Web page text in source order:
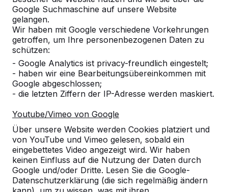
Google Suchmaschine auf unsere Website
gelangen.
Wir haben mit Google verschiedene Vorkehrungen
getroffen, um Ihre personenbezogenen Daten zu
schützen:
- Google Analytics ist privacy-freundlich eingestelt;
- haben wir eine Bearbeitungsübereinkommen mit
Google abgeschlossen;
- die letzten Ziffern der IP-Adresse werden maskiert.
Youtube/Vimeo von Google
Über unsere Website werden Cookies platziert und
von YouTube und Vimeo gelesen, sobald ein
eingebettetes Video angezeigt wird. Wir haben
keinen Einfluss auf die Nutzung der Daten durch
Google und/oder Dritte. Lesen Sie die Google-
Datenschutzerklärung (die sich regelmäßig ändern
Alles anzeigen
Kategorie
Alles anzeigen
Ort oder Postleitzahl suchen
Zie ook